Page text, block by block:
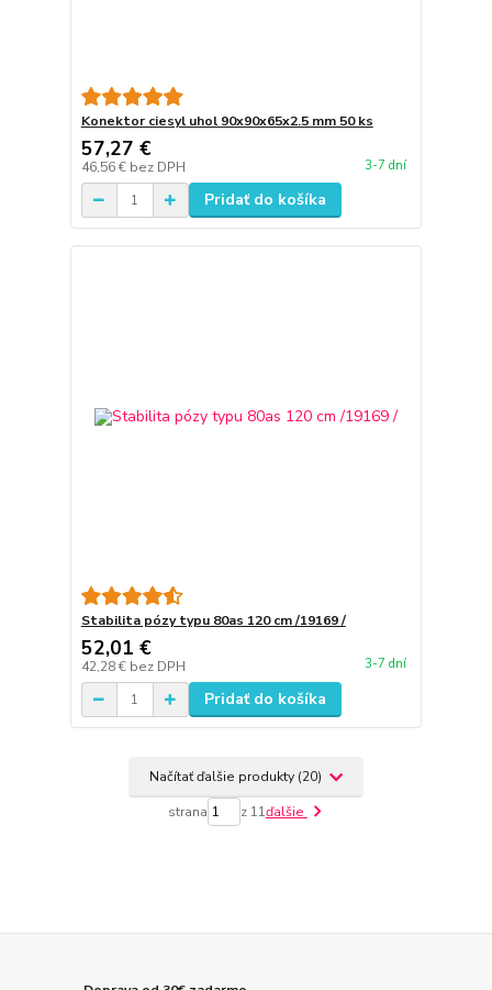
Konektor ciesyl uhol 90x90x65x2.5 mm 50 ks
57,27 €
46,56 € bez DPH 3-7 dní
Pridať do košíka
Stabilita pózy typu 80as 120 cm /19169 /
52,01 €
42,28 € bez DPH 3-7 dní
Pridať do košíka
Načítať ďalšie produkty (20)
strana z 11ďalšie